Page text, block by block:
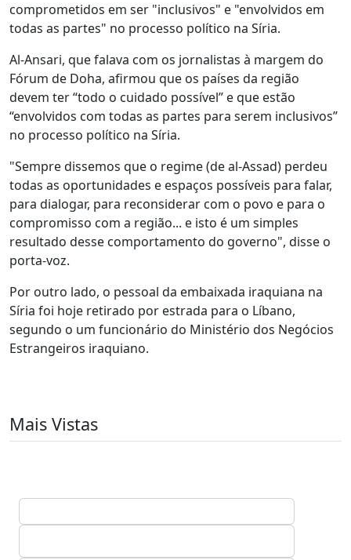
comprometidos em ser "inclusivos" e "envolvidos em
todas as partes" no processo político na Síria.
Al-Ansari, que falava com os jornalistas à margem do
Fórum de Doha, afirmou que os países da região
devem ter “todo o cuidado possível” e que estão
“envolvidos com todas as partes para serem inclusivos”
no processo político na Síria.
"Sempre dissemos que o regime (de al-Assad) perdeu
todas as oportunidades e espaços possíveis para falar,
para dialogar, para reconsiderar com o povo e para o
compromisso com a região... e isto é um simples
resultado desse comportamento do governo", disse o
porta-voz.
Por outro lado, o pessoal da embaixada iraquiana na
Síria foi hoje retirado por estrada para o Líbano,
segundo o um funcionário do Ministério dos Negócios
Estrangeiros iraquiano.
Mais Vistas